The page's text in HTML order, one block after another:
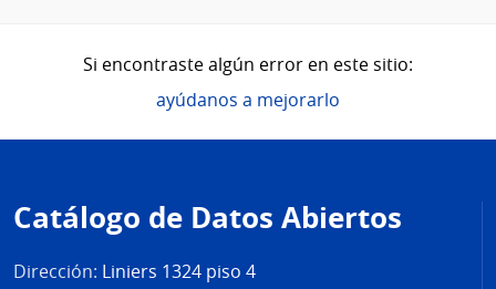
Si encontraste algún error en este sitio:
ayúdanos a mejorarlo
de
página
Catálogo de Datos Abiertos
Dirección: Liniers 1324 piso 4